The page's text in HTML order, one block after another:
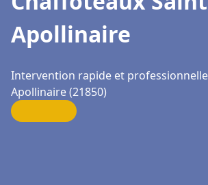
Apollinaire
Intervention rapide et
Apollinaire (21850)